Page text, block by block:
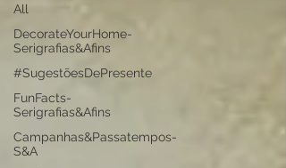
All
DecorateYourHome-
Serigrafias&Afins
#SugestõesDePresente
FunFacts-
Serigrafias&Afins
Campanhas&Passatempos-
S&A